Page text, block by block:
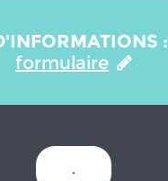
:
formulaire
.